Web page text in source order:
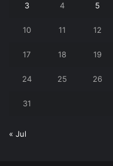
3 4 5
10 11 12
17 18 19
24 25 26
31
« Jul